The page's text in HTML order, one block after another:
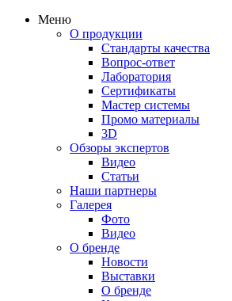
Меню
О продукции
Стандарты качества
Вопрос-ответ
Лаборатория
Сертификаты
Мастер системы
Промо материалы
3D
Обзоры экспертов
Видео
Статьи
Наши партнеры
Галерея
Фото
Видео
О бренде
Новости
Выставки
О бренде